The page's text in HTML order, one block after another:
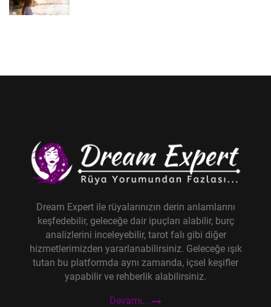
Dream Expert ile rüyalarınızın derin anlamlarını
keşfedebilir, geleceğe dair ipuçları alabilir, burç
analizlerini inceleyebilir, tarot falı gibi diğer
hizmetlerimizden yararlanabilirsiniz. Geleceğe ışık
tutan bu platformda aynı zamanda, içsel keşifler
yapabilir ve rehberlik alabilirsiniz.
Devamı...